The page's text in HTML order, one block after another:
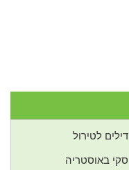
דילים לטירול
סקי באוסטריה